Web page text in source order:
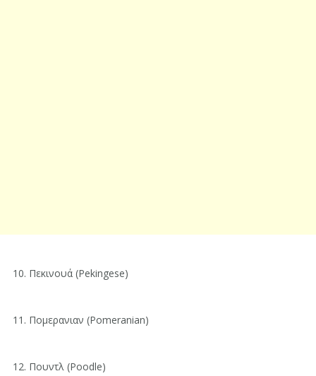
10. Πεκινουά (Pekingese)
11. Πομερανιαν (Pomeranian)
12. Πουντλ (Poodle)